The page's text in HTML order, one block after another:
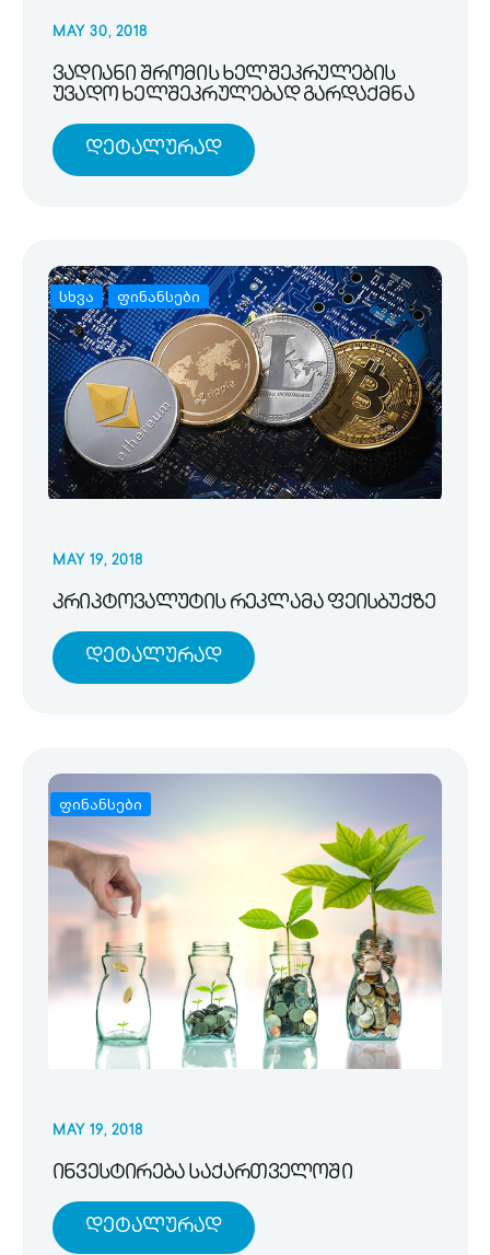
MAY 30, 2018
ვადიანი შრომის ხელშეკრულების
უვადო ხელშეკრულებად გარდაქმნა
Დეტალურად
სხვა ფინანსები
MAY 19, 2018
კრიპტოვალუტის რეკლამა ფეისბუქზე
Დეტალურად
ფინანსები
MAY 19, 2018
ინვესტირება საქართველოში
Დეტალურად